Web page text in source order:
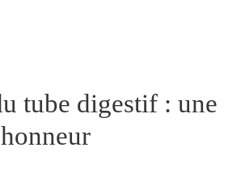
tube digestif : une